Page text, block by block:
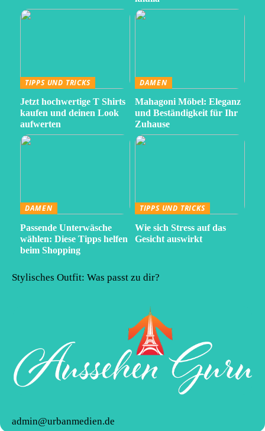
TIPPS UND TRICKS
Jetzt hochwertige T Shirts
kaufen und deinen Look
aufwerten
DAMEN
Mahagoni Möbel: Eleganz
und Beständigkeit für Ihr
Zuhause
DAMEN
Passende Unterwäsche
wählen: Diese Tipps helfen
beim Shopping
TIPPS UND TRICKS
Wie sich Stress auf das
Gesicht auswirkt
Stylisches Outfit: Was passt zu dir?
admin@urbanmedien.de